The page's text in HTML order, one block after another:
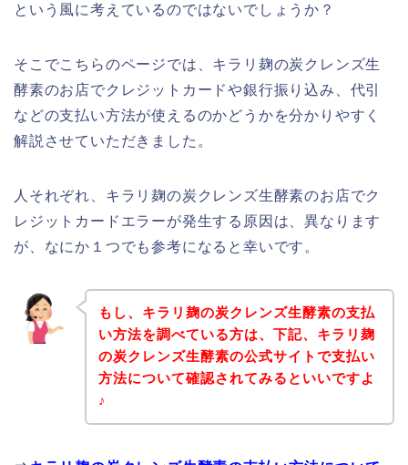
という風に考えているのではないでしょうか？
そこでこちらのページでは、キラリ麹の炭クレンズ生
酵素のお店でクレジットカードや銀行振り込み、代引
などの支払い方法が使えるのかどうかを分かりやすく
解説させていただきました。
人それぞれ、キラリ麹の炭クレンズ生酵素のお店でク
レジットカードエラーが発生する原因は、異なります
が、なにか１つでも参考になると幸いです。
もし、キラリ麹の炭クレンズ生酵素の支払
い方法を調べている方は、下記、キラリ麹
の炭クレンズ生酵素の公式サイトで支払い
方法について確認されてみるといいですよ
♪